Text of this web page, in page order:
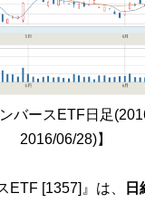
ンバースETF日足
2016/06/28)】
ETF [1357]』は、